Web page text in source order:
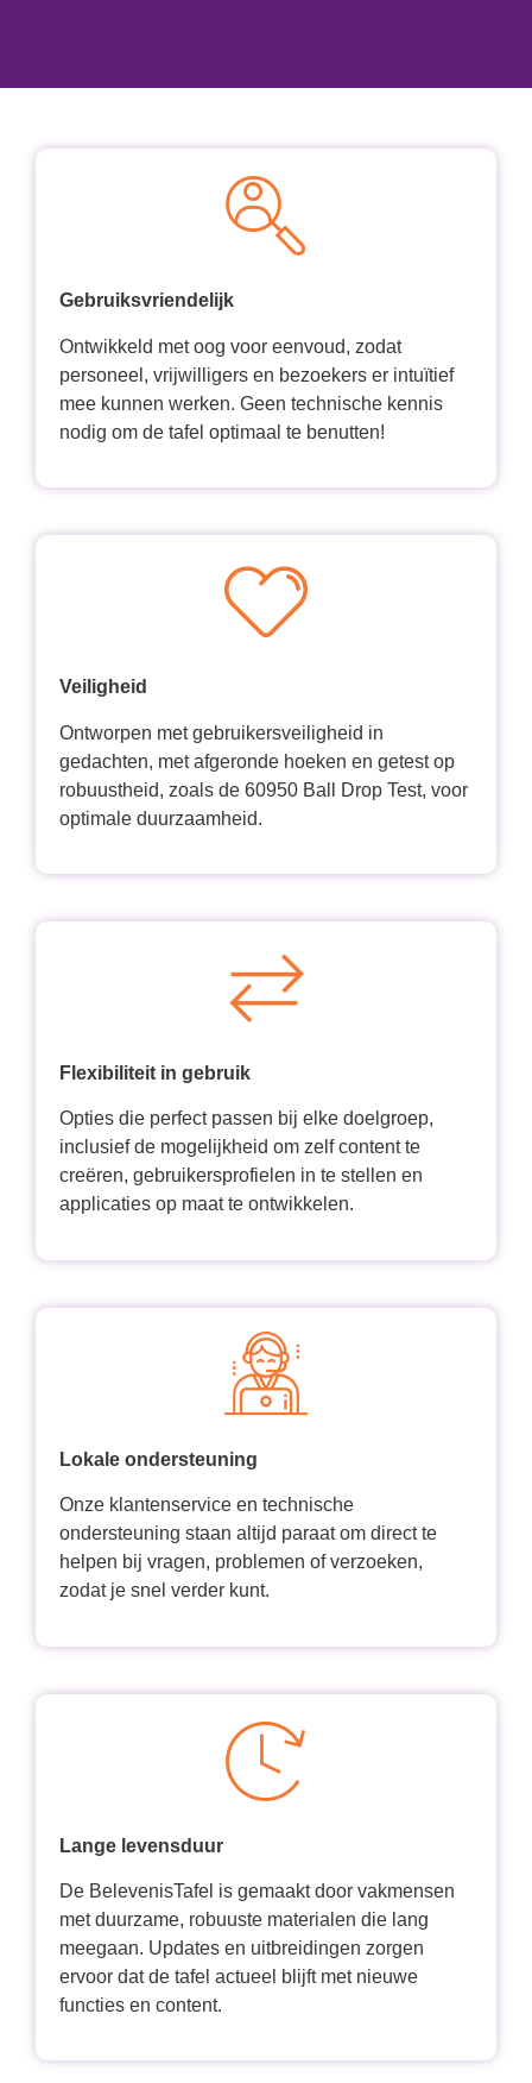
Gebruiksvriendelijk
Ontwikkeld met oog voor eenvoud, zodat
personeel, vrijwilligers en bezoekers er intuïtief
mee kunnen werken. Geen technische kennis
nodig om de tafel optimaal te benutten!
Veiligheid
Ontworpen met gebruikersveiligheid in
gedachten, met afgeronde hoeken en getest op
robuustheid, zoals de 60950 Ball Drop Test, voor
optimale duurzaamheid.
Flexibiliteit in gebruik
Opties die perfect passen bij elke doelgroep,
inclusief de mogelijkheid om zelf content te
creëren, gebruikersprofielen in te stellen en
applicaties op maat te ontwikkelen.
Lokale ondersteuning
Onze klantenservice en technische
ondersteuning staan altijd paraat om direct te
helpen bij vragen, problemen of verzoeken,
zodat je snel verder kunt.
Lange levensduur
De BelevenisTafel is gemaakt door vakmensen
met duurzame, robuuste materialen die lang
meegaan. Updates en uitbreidingen zorgen
ervoor dat de tafel actueel blijft met nieuwe
functies en content.